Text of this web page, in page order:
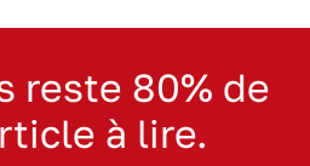
reste 80% de
à lire.